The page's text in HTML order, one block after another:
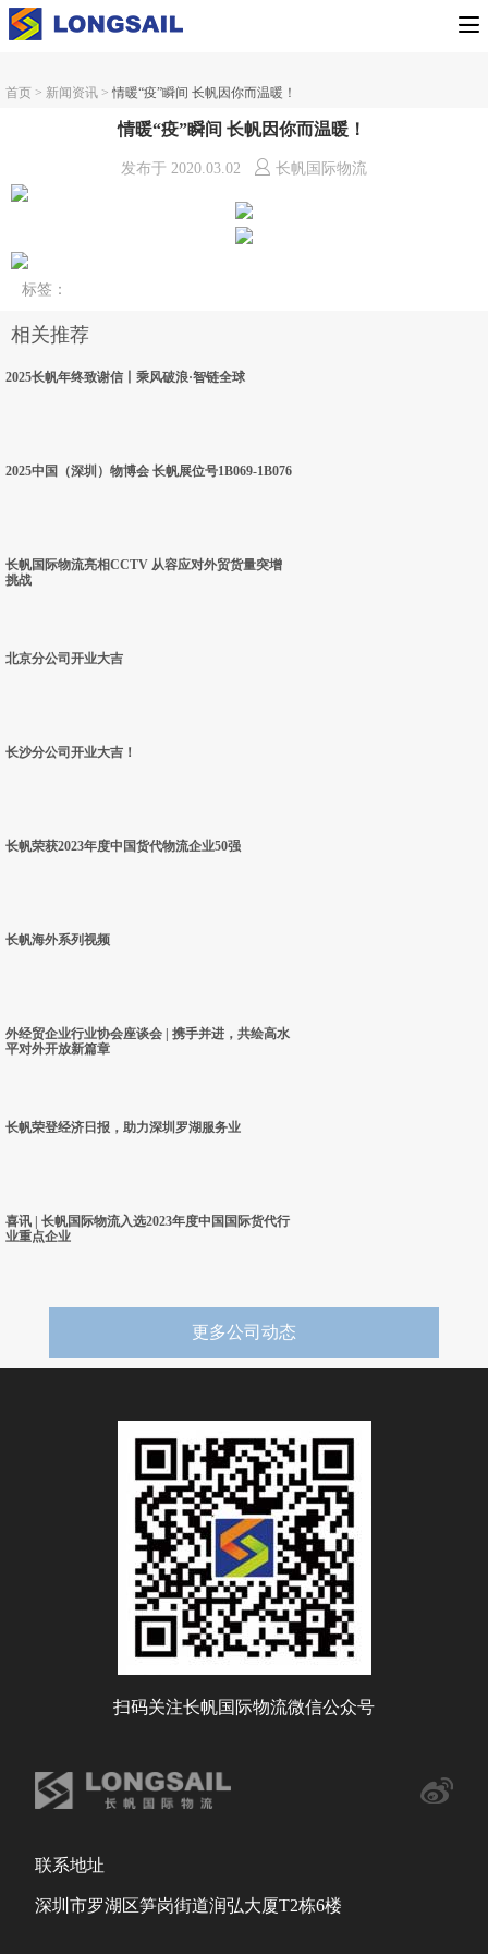
首页 > 新闻资讯 > 情暖“疫”瞬间 长帆因你而温暖！ ​​​​
情暖“疫”瞬间 长帆因你而温暖！ ​​​​
发布于 2020.03.02 长帆国际物流
标签 ：
相关推荐
2025长帆年终致谢信丨乘风破浪·智链全球
2025中国（深圳）物博会 长帆展位号1B069-1B076
长帆国际物流亮相CCTV 从容应对外贸货量突增
挑战
北京分公司开业大吉
长沙分公司开业大吉！
长帆荣获2023年度中国货代物流企业50强
长帆海外系列视频
外经贸企业行业协会座谈会 | 携手并进，共绘高水
平对外开放新篇章
长帆荣登经济日报，助力深圳罗湖服务业
喜讯 | 长帆国际物流入选2023年度中国国际货代行
业重点企业
更多公司动态
扫码关注长帆国际物流微信公众号
联系地址
深圳市罗湖区笋岗街道润弘大厦T2栋6楼